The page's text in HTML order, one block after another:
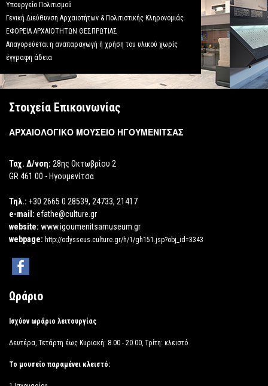
Υπουργείο Πολιτισμού
Γενική Διεύθυνση Αρχαιοτήτων & Πολιτιστικής Κληρονομιάς
ΕΦΟΡΕΙΑ ΑΡΧΑΙΟΤΗΤΩΝ ΘΕΣΠΡΩΤΙΑΣ
Απαγορεύεται η αναπαραγωγή ή χρήση του υλικού χωρίς
έγγραφη άδεια
Στοιχεία Επικοινωνίας
ΑΡΧΑΙΟΛΟΓΙΚΟ ΜΟΥΣΕΙΟ ΗΓΟΥΜΕΝΙΤΣΑΣ
Ταχ. Δ/νση: 28ης Οκτωβρίου 2
GR 461 00 - Ηγουμενίτσα
Τηλ.: +30 2665 0 28539, 24733, 21417
e-mail: efathe@culture.gr
website: www.igoumenitsamuseum.gr
webpage: http://odysseus.culture.gr/h/1/gh151.jsp?obj_id=3343
Ωράριο
Ισχύον ωράριο λειτουργίας
Δευτέρα, Τετάρτη έως Κυριακή: 8.00 - 20.00, Τρίτη: κλειστό
Το μουσείο παραμένει κλειστό: